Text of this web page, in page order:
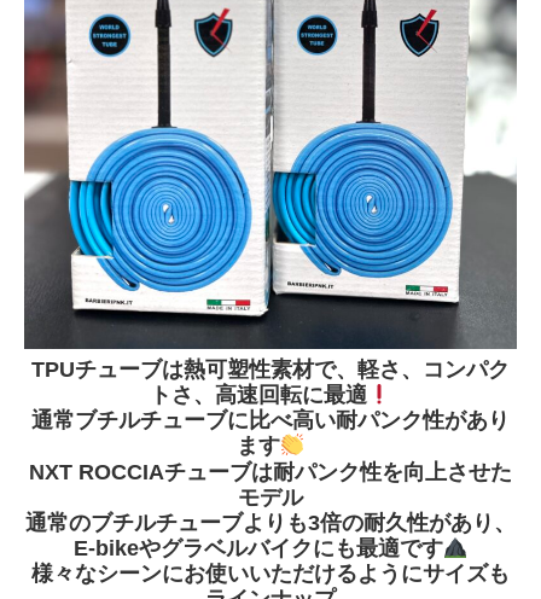
TPUチューブは熱可塑性素材で、軽さ、コンパク
トさ、高速回転に最適
通常ブチルチューブに比べ高い耐パンク性があり
ます
NXT ROCCIAチューブは耐パンク性を向上させた
モデル
通常のブチルチューブよりも3倍の耐久性があり、
E-bikeやグラベルバイクにも最適です
様々なシーンにお使いいただけるようにサイズも